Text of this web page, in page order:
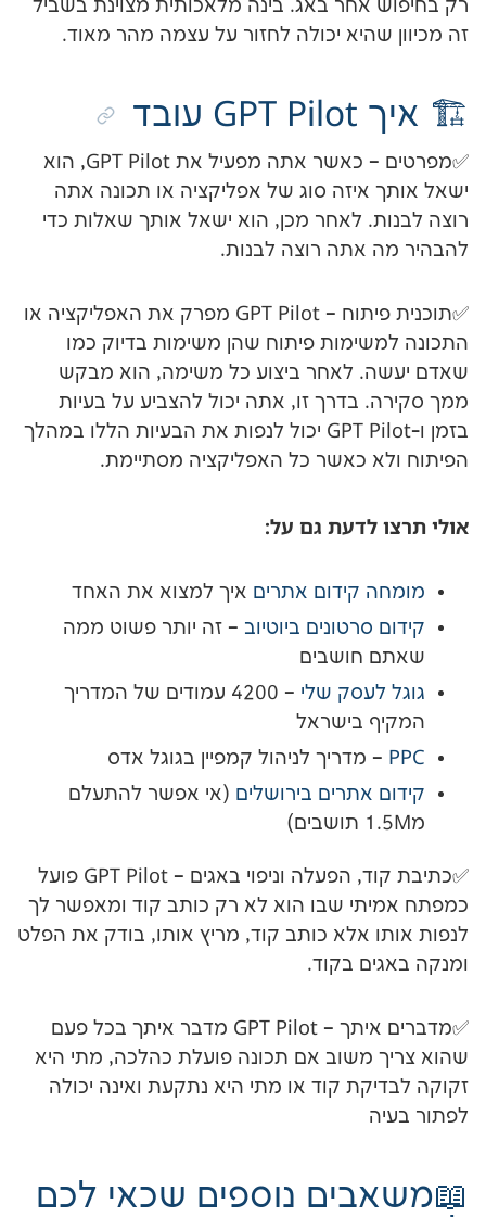
באג. בינה מלאכותית מצוינת בשביל
יכולה לחזור על עצמה מהר מאוד.
✅מפרטים – כאשר אתה מפעיל את GPT Pilot, הוא
סוג של אפליקציה או תכונה אתה
לאחר מכן, הוא ישאל אותך שאלות כדי
אתה רוצה לבנות.
✅תוכנית פיתוח – GPT Pilot מפרק את האפליקציה או
פיתוח שהן משימות בדיוק כמו
לאחר ביצוע כל משימה, הוא מבקש
בדרך זו, אתה יכול להצביע על בעיות
בזמן ו-GPT Pilot יכול לנפות את הבעיות הללו במהלך
כאשר כל האפליקציה מסתיימת.
גם על:
קידום אתרים איך למצוא את האחד
ביוטיוב– זה יותר פשוט ממה
שלי
– 4200 עמודים של המדריך
בישראל
לניהול קמפיין בגוגל אדס
אתרים בירושלים(אי אפשר להתעלם
✅כתיבת קוד, הפעלה וניפוי באגים – GPT Pilot פועל
שבו הוא לא רק כותב קוד ומאפשר לך
אלא כותב קוד, מריץ אותו, בודק את הפלט
בקוד.
✅מדברים איתך – GPT Pilot מדבר איתך בכל פעם
אם תכונה פועלת כהלכה, מתי היא
קוד או מתי היא נתקעת ואינה יכולה
נוספים שכאי לכם